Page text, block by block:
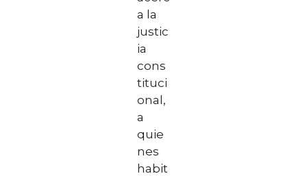
a la
justic
ia
cons
tituci
onal,
a
quie
nes
habit